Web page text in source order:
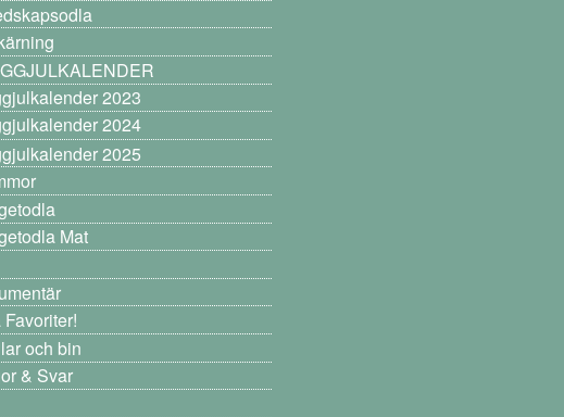
2023
2024
2025
Mat
Favoriter!
och bin
& Svar